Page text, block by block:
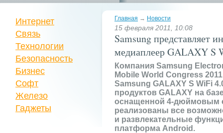
Главная → Новости
15 февраля 2011, 10:08
Samsung представляет
медиаплеер GALAXY S
Компания Samsung
Mobile World Congress
Samsung GALAXY S WiFi
продуктов GALAXY на
оснащенной 4-дюймовым
реализованы все
и развлекательные
платформа Android.
Интернет
Связь
Технологии
Безопасность
Бизнес
Софт
Железо
Гаджеты